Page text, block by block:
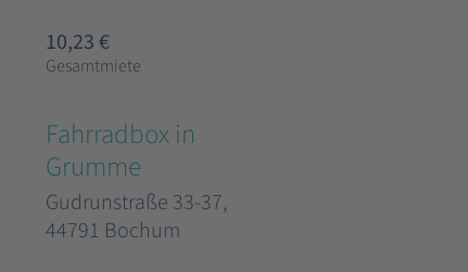
10,23 €
Gesamtmiete
Fahrradbox in
Grumme
Gudrunstraße 33-37,
44791 Bochum